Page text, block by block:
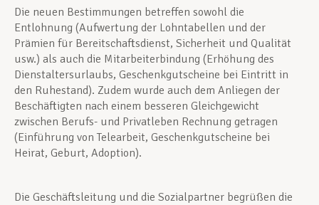
Die neuen Bestimmungen betreffen sowohl die
Entlohnung (Aufwertung der Lohntabellen und der
Prämien für Bereitschaftsdienst, Sicherheit und Qualität
usw.) als auch die Mitarbeiterbindung (Erhöhung des
Dienstaltersurlaubs, Geschenkgutscheine bei Eintritt in
den Ruhestand). Zudem wurde auch dem Anliegen der
Beschäftigten nach einem besseren Gleichgewicht
zwischen Berufs- und Privatleben Rechnung getragen
(Einführung von Telearbeit, Geschenkgutscheine bei
Heirat, Geburt, Adoption).
Die Geschäftsleitung und die Sozialpartner begrüßen die